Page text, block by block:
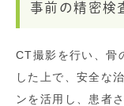
事前の精密検
CT撮影を行い、骨
した上で、安全な
ンを活用し、患者